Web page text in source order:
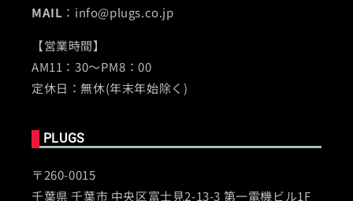
MAIL ：info@plugs.co.jp
【営業時間】
AM11：30～PM8：00
定休日：無休(年末年始除く)
PLUGS
〒260-0015
千葉県 千葉市 中央区富士見2-13-3 第一電機ビル1F